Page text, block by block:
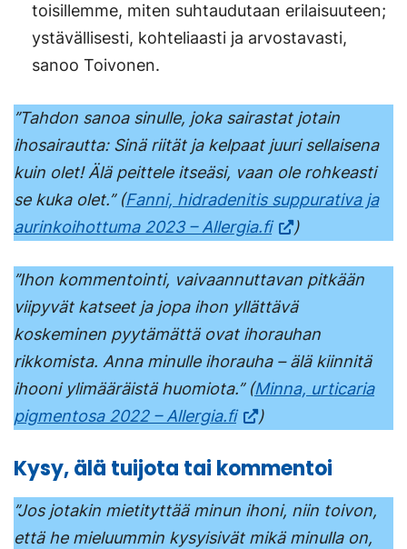
toisillemme, miten suhtaudutaan erilaisuuteen;
ystävällisesti, kohteliaasti ja arvostavasti,
sanoo Toivonen.
’’Tahdon sanoa sinulle, joka sairastat jotain
ihosairautta: Sinä riität ja kelpaat juuri sellaisena
kuin olet! Älä peittele itseäsi, vaan ole rohkeasti
se kuka olet.’’ (Fanni, hidradenitis suppurativa ja
aurinkoihottuma 2023 – Allergia.fi
)
’’Ihon kommentointi, vaivaannuttavan pitkään
viipyvät katseet ja jopa ihon yllättävä
koskeminen pyytämättä ovat ihorauhan
rikkomista. Anna minulle ihorauha – älä kiinnitä
ihooni ylimääräistä huomiota.’’ (Minna, urticaria
pigmentosa 2022 – Allergia.fi
)
Kysy, älä tuijota tai kommentoi
’’Jos jotakin mietityttää minun ihoni, niin toivon,
että he mieluummin kysyisivät mikä minulla on,